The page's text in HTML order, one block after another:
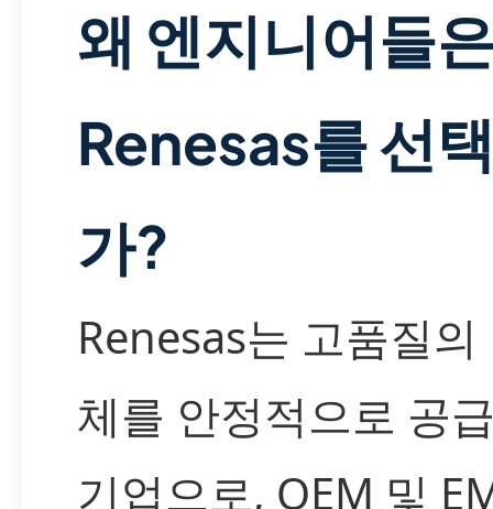
왜 엔지니어들
Renesas를 선
가?
Renesas는 고품질의
체를 안정적으로 공
기업으로, OEM 및